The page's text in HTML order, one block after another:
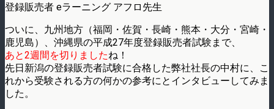
登録販売者 eラーニング アフロ先生
ついに、九州地方（福岡・佐賀・長崎・熊本・大分・宮崎・
鹿児島）、沖縄県の平成27年度登録販売者試験まで、
あと2週間を切りましたね！
先日新潟の登録販売者試験に合格した弊社社長の中村に、こ
れから受験される方の何かの参考にとインタビューしてみま
した。